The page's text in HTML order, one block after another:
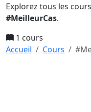
Explorez tous les
#MeilleurCas.
1 cours
Accueil
Cours